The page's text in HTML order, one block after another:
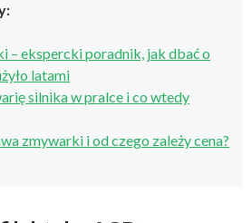
– ekspercki poradnik, jak dbać o
latami
silnika w pralce i co wtedy
zmywarki i od czego zależy cena?